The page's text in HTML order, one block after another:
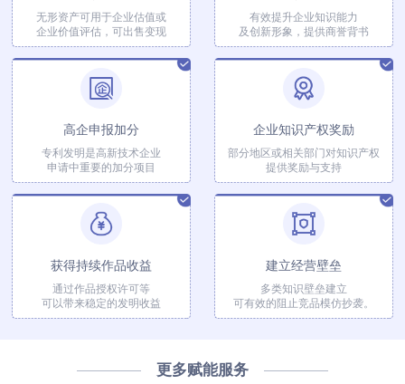
无形资产可用于企业估值或
企业价值评估，可出售变现
有效提升企业知识能力
及创新形象，提供商誉背书
高企申报加分
专利发明是高新技术企业
申请中重要的加分项目
企业知识产权奖励
部分地区或相关部门对知识产权
提供奖励与支持
获得持续作品收益
通过作品授权许可等
可以带来稳定的发明收益
建立经营壁垒
多类知识壁垒建立
可有效的阻止竞品模仿抄袭。
更多赋能服务